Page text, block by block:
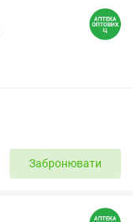
Забронювати